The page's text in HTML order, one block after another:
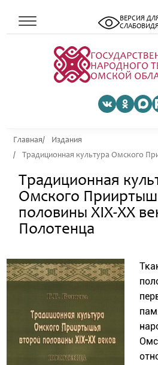
ВЕРСИЯ ДЛЯ
Главная
Издания
Традиционная
Омского
половины XIX-XX
Полотенца